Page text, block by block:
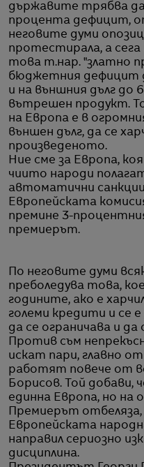
държавите трябва
процента дефицит,
неговите думи
протестирала, а сега
това т.нар. "златно
бюджетния дефицит
и на външния дълг
вътрешен продукт.
на Европа е в
външен дълг, да се
произведеното.
Ние сме за Европа,
чиито народи
автоматични
Европейската
премине 3-
премиерът.
По неговите думи
преболедува това,
годините, ако е
големи кредити и се
да се ограничава и
Против съм
искат пари, главно
работят повече от
Борисов. Той добави,
единна Европа, но
Премиерът
Европейската
направил сериозно
дисциплина.